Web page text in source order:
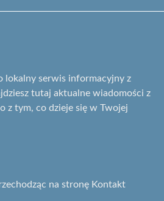
lokalny serwis informacyjny z
tutaj aktualne wiadomości z
z tym, co dzieje się w Twojej
na stronę Kontakt